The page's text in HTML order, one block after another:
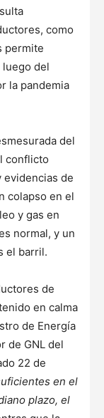
como
permite
luego del
la pandemia
del
conflicto
evidencias de
colapso en el
y gas en
normal, y un
el barril.
de
en calma
de Energía
de GNL del
22 de
en el
plazo, el